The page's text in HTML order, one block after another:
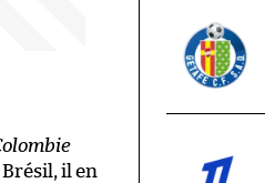
il en